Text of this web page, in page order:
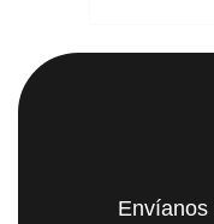
Envíanos